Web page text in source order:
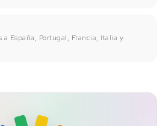
España, Portugal, Francia, Italia y